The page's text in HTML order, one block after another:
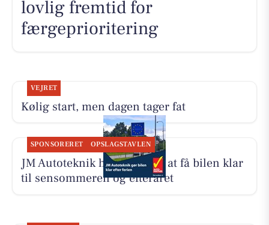
lovlig fremtid for
færgeprioritering
VEJRET
Kølig start, men dagen tager fat
SPONSORERET OPSLAGSTAVLEN
JM Autoteknik hjælper med at få bilen klar
til sensommeren og efteråret